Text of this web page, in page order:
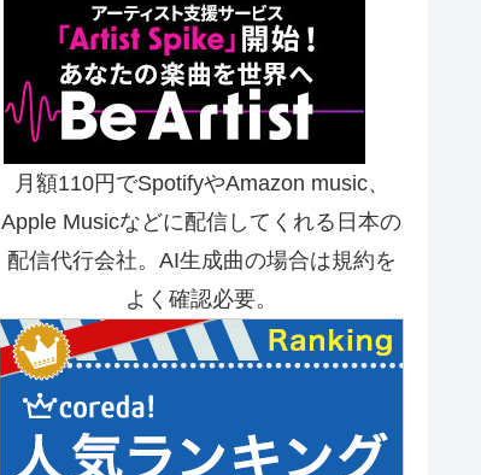
月額110円でSpotifyやAmazon music、
Apple Musicなどに配信してくれる日本の
配信代行会社。AI生成曲の場合は規約を
よく確認必要。